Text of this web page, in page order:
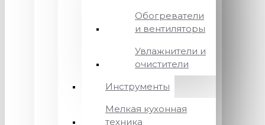
Обогреватели
и вентиляторы
Увлажнители и
очистители
Инструменты
Мелкая кухонная
техника